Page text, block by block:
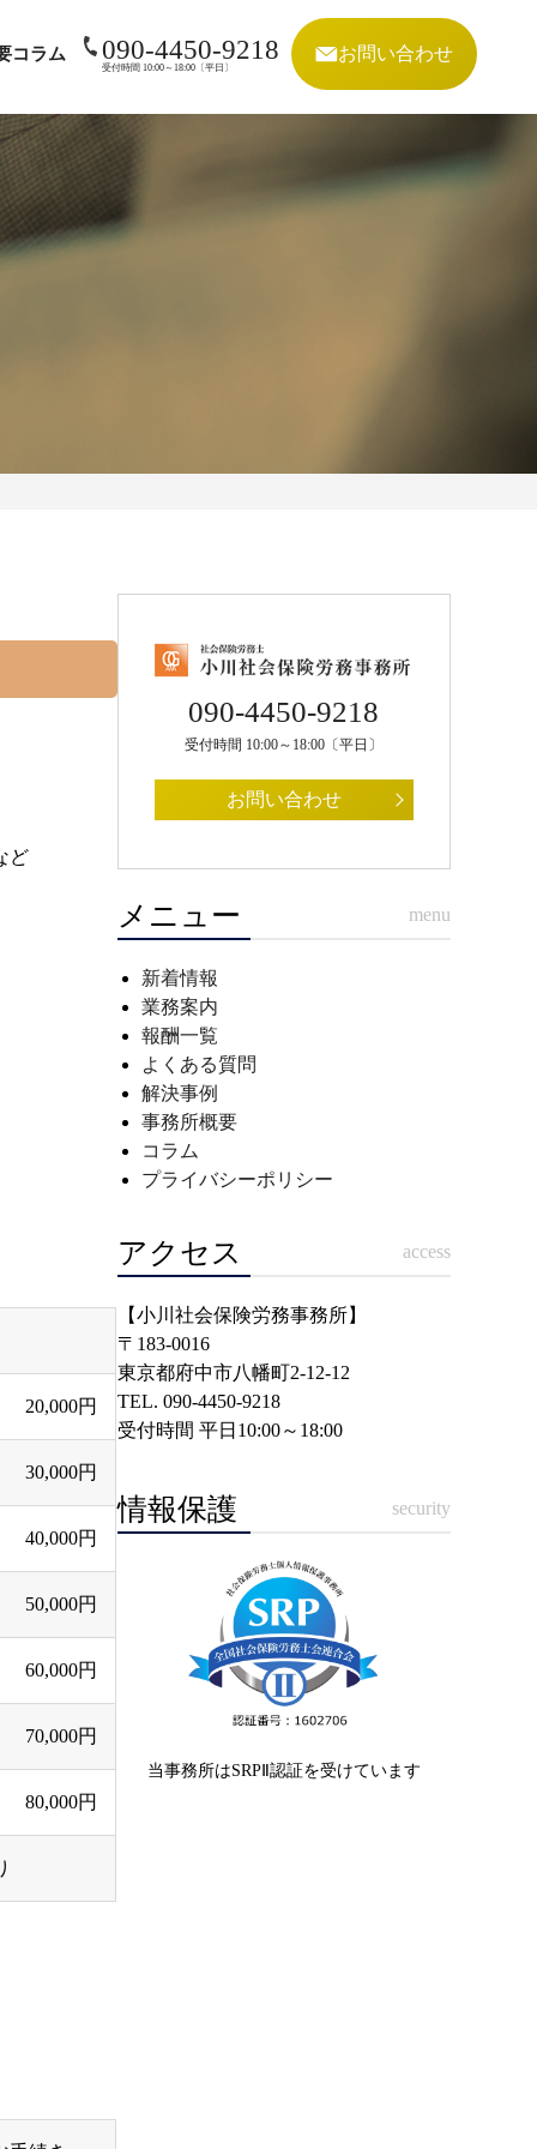
コラム 090-4450-9218
受付時間 10:00～18:00〔平日〕
お問い合わせ
ど
20,000円
30,000円
40,000円
50,000円
60,000円
70,000円
80,000円
090-4450-9218
受付時間 10:00～18:00〔平日〕
お問い合わせ
メニュー menu
新着情報
業務案内
報酬一覧
よくある質問
解決事例
事務所概要
コラム
プライバシーポリシー
アクセス access
【小川社会保険労務事務所】
〒183-0016
東京都府中市八幡町2-12-12
TEL. 090-4450-9218
受付時間 平日10:00～18:00
情報保護 security
当事務所はSRPⅡ認証を受けています